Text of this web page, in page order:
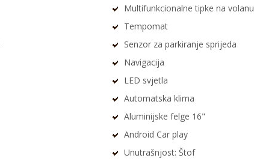
Multifunkcionalne tipke na volanu
Tempomat
Senzor za parkiranje sprijeda
Navigacija
LED svjetla
Automatska klima
Aluminijske felge 16"
Android Car play
Unutrašnjost: Štof